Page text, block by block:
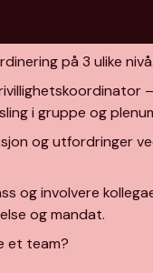
på 3 ulike nivå.
–
i gruppe og
og utfordringer
og involvere
og mandat.
et team?